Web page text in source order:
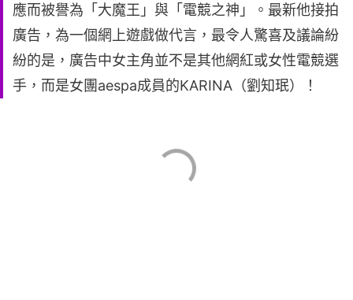
應而被譽為「大魔王」與「電競之神」。最新他接拍
廣告，為一個網上遊戲做代言，最令人驚喜及議論紛
紛的是，廣告中女主角並不是其他網紅或女性電競選
手，而是女團aespa成員的KARINA（劉知珉）！